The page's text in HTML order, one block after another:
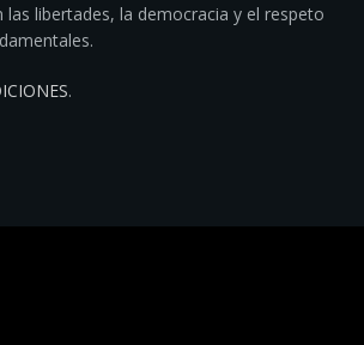
libertades, la democracia y el respeto
.